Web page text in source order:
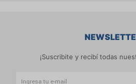
¡Suscribite y recibí todas